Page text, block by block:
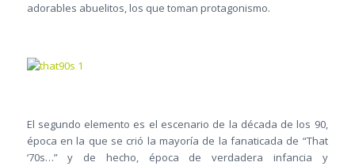
adorables abuelitos, los que toman protagonismo.
El segundo elemento es el escenario de la década de los 90,
época en la que se crió la mayoría de la fanaticada de “That
‘70s…” y de hecho, época de verdadera infancia y